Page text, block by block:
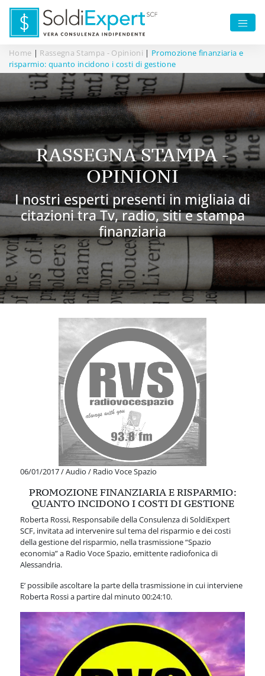
Home | Rassegna Stampa - Opinioni | Promozione finanziaria e
risparmio: quanto incidono i costi di gestione
RASSEGNA STAMPA -
OPINIONI
I nostri esperti presenti in migliaia di
citazioni tra Tv, radio, siti e stampa
finanziaria
06/01/2017/Audio / Radio Voce Spazio
PROMOZIONE FINANZIARIA E RISPARMIO:
QUANTO INCIDONO I COSTI DI GESTIONE
Roberta Rossi, Responsabile della Consulenza di SoldiExpert
SCF, invitata ad intervenire sul tema del risparmio e dei costi
della gestione del risparmio, nella trasmissione “Spazio
economia” a Radio Voce Spazio, emittente radiofonica di
Alessandria.
E’ possibile ascoltare la parte della trasmissione in cui interviene
Roberta Rossi a partire dal minuto 00:24:10.